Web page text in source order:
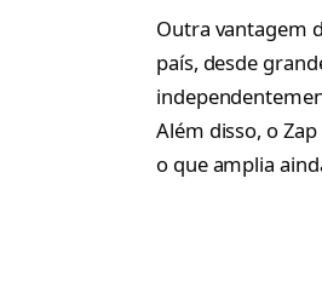
Outra vantagem
país, desde
Além disso, o
o que amplia